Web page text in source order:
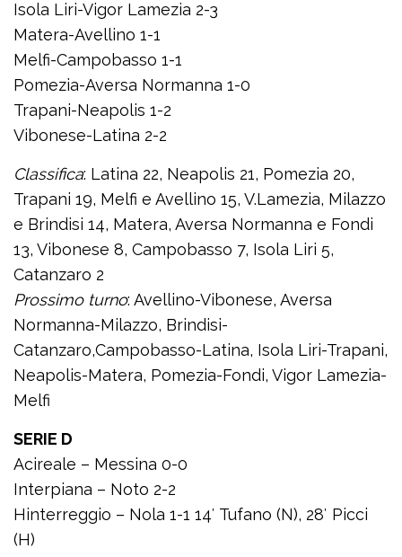
Isola Liri-Vigor Lamezia 2-3
Matera-Avellino 1-1
Melfi-Campobasso 1-1
Pomezia-Aversa Normanna 1-0
Trapani-Neapolis 1-2
Vibonese-Latina 2-2
Classifica: Latina 22, Neapolis 21, Pomezia 20,
Trapani 19, Melfi e Avellino 15, V.Lamezia, Milazzo
e Brindisi 14, Matera, Aversa Normanna e Fondi
13, Vibonese 8, Campobasso 7, Isola Liri 5,
Catanzaro 2
Prossimo turno: Avellino-Vibonese, Aversa
Normanna-Milazzo, Brindisi-
Catanzaro,Campobasso-Latina, Isola Liri-Trapani,
Neapolis-Matera, Pomezia-Fondi, Vigor Lamezia-
Melfi
SERIE D
Acireale – Messina 0-0
Interpiana – Noto 2-2
Hinterreggio – Nola 1-1 14′ Tufano (N), 28′ Picci
(H)